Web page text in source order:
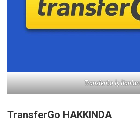
TransferGo İş İlanları
TransferGo HAKKINDA